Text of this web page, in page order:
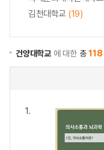
김천대학교 (19)
건양대학교 에 대한 총118
1.